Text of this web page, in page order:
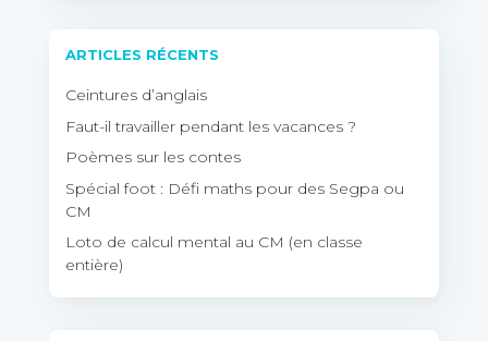
ARTICLES RÉCENTS
Ceintures d’anglais
Faut-il travailler pendant les vacances ?
Poèmes sur les contes
Spécial foot : Défi maths pour des Segpa ou
CM
Loto de calcul mental au CM (en classe
entière)